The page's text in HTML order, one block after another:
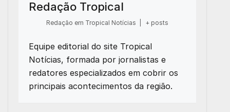
Redação Tropical
Redação em Tropical Notícias + posts
Equipe editorial do site Tropical
Notícias, formada por jornalistas e
redatores especializados em cobrir os
principais acontecimentos da região.